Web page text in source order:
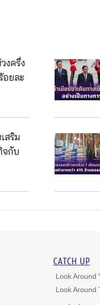
งครึ่ง
อยละ
สริม
จกับ
CATCH UP
Look Around
Look Around